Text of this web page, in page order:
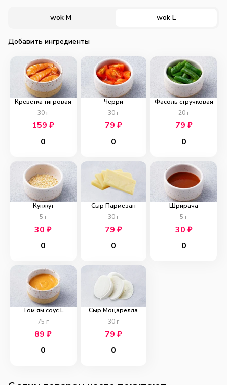
wok M wok L
Добавить ингредиенты
Креветка тигровая
30 г
159₽
0
Черри
30г
79 ₽
0
Фасоль стручковая
20г
79 ₽
0
Кунжут
5 г
30₽
0
Сыр Пармезан
30г
79 ₽
0
Шрирача
5 г
30 ₽
0
Том ям соус L
75 г
89₽
0
Сыр Моцарелла
30г
79 ₽
0